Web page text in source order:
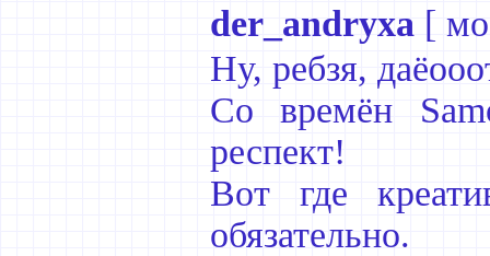
der_andryxa [
Ну, ребзя,
Со времён
респект!
Вот где
обязательно.